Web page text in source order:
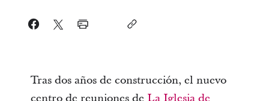
Tras dos años de construcción, el nuevo